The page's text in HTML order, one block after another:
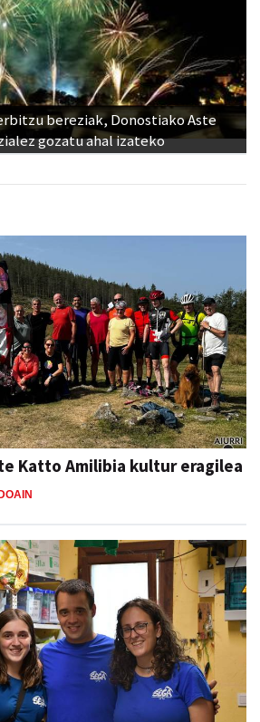
bereziak, Donostiako Aste
gozatu ahal izateko
Katto Amilibia kultur eragilea